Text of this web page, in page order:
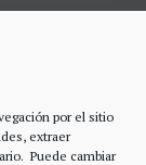
por el sitio
extraer
Puede cambiar